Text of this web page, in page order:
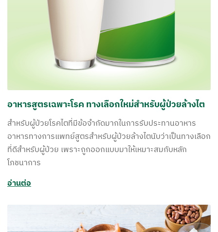
อาหารสูตรเฉพาะโรค ทางเลือกใหม่สำหรับผู้ป่วยล้างไต
สำหรับผู้ป่วยโรคไตที่มีข้อจำกัดมากในการรับประทานอาหาร
อาหารทางการแพทย์สูตรสำหรับผู้ป่วยล้างไตนับว่าเป็นทางเลือก
ที่ดีสำหรับผู้ป่วย เพราะถูกออกแบบมาให้เหมาะสมกับหลัก
โภชนาการ
อ่านต่อ